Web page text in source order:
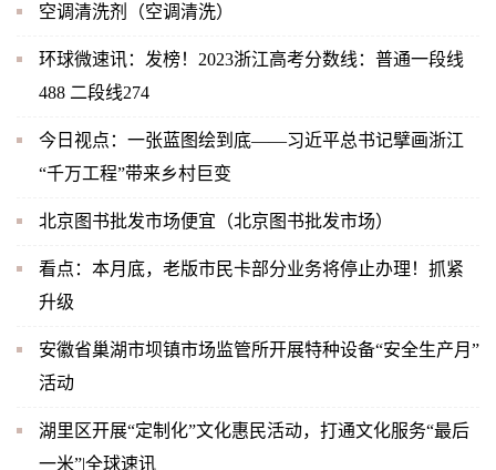
空调清洗剂（空调清洗）
环球微速讯：发榜！2023浙江高考分数线：普通一段线
488 二段线274
今日视点：一张蓝图绘到底——习近平总书记擘画浙江
“千万工程”带来乡村巨变
北京图书批发市场便宜（北京图书批发市场）
看点：本月底，老版市民卡部分业务将停止办理！抓紧
升级
安徽省巢湖市坝镇市场监管所开展特种设备“安全生产月”
活动
湖里区开展“定制化”文化惠民活动，打通文化服务“最后
一米”|全球速讯